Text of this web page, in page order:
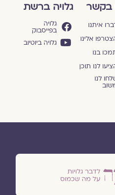
בקשר
איתנו
אלינו
בנו
לנו תוכן
לנו
גלויה ברשת
גלויה
בפייסבוק
גלויה ביוטיוב